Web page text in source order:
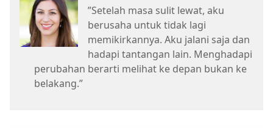
”Setelah masa sulit lewat, aku
berusaha untuk tidak lagi
memikirkannya. Aku jalani saja dan
hadapi tantangan lain. Menghadapi
perubahan berarti melihat ke depan bukan ke
belakang.”